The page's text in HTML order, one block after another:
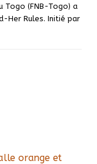
Togo (FNB-Togo) a
Her Rules. Initié par
orange et